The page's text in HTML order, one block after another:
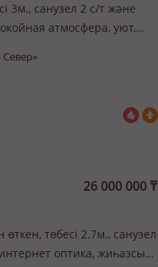
3м., санузел 2 с/т және
атмосфера, уют,
уровень сервиса,
26 000 000₸
төбесі 2.7м., санузел
оптика, жиһазсыз,